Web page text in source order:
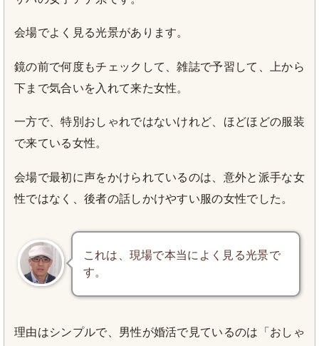
会場でよく見る光景があります。
鏡の前で何度もチェックして、雑誌で予習して、上から
下まで気合いを入れて来た女性。
一方で、特別おしゃれではないけれど、ほどほどの服装
で来ている女性。
会場で最初に声をかけられているのは、意外と派手な女
性ではなく、後者の話しかけやすい服の女性でした。
これは、現場で本当によく見る光景で
す。
理由はシンプルで、男性が婚活で見ているのは「おしゃ